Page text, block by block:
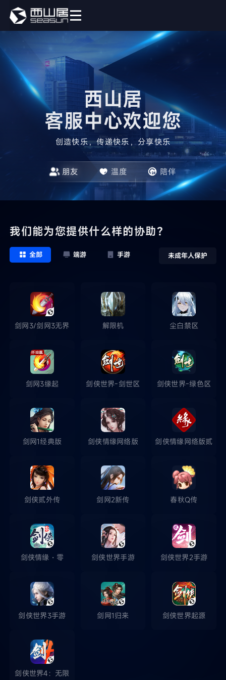
创造快乐，传递快乐，分享快乐
西山居
客服中心欢迎您
朋友 温度 陪伴
我们能为您提供什么样的协助？
全部 端游 手游 未成年人保护
剑网3/剑网3无界 解限机 尘白禁区
剑网3缘起 剑侠世界-剑世区 剑侠世界-绿色区
剑网1经典版 剑侠情缘网络版 剑侠情缘网络版贰
剑侠贰外传 剑网2新传 春秋Q传
剑侠情缘・零 剑侠世界手游 剑侠世界2手游
剑侠世界3手游 剑网1归来 剑侠世界起源
剑侠世界4：无限